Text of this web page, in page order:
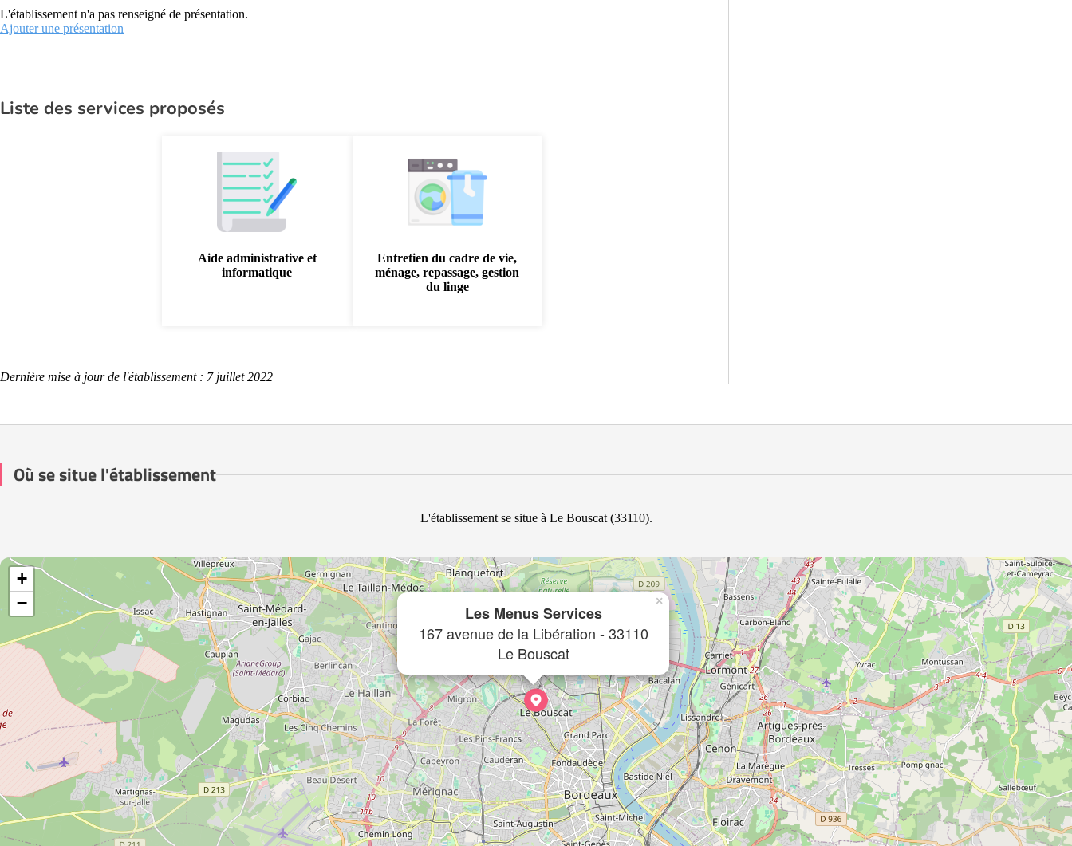
L'établissement n'a pas renseigné de présentation.
Ajouter une présentation
Liste des services proposés
Aide administrative et
informatique
Entretien du cadre de vie,
ménage, repassage, gestion
du linge
Dernière mise à jour de l'établissement : 7 juillet 2022
Où se situe l'établissement
L'établissement se situe à Le Bouscat (33110).
Les Menus Services
167 avenue de la Libération - 33110
Le Bouscat
×
+
−